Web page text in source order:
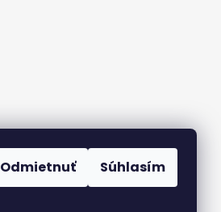
Odmietnuť Súhlasím